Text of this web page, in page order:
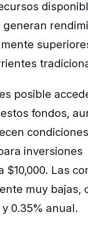
generan
posible
fondos,
condiciones
inversiones
$10,000. Las
muy bajas,
y 0.35% anual.